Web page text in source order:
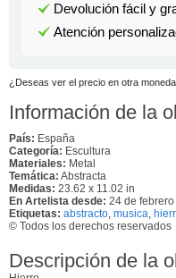
Devolución fácil y
Atención
¿Deseas ver el precio en otra
Información de la
País: España
Categoría: Escultura
Materiales: Metal
Temática: Abstracta
Medidas: 23.62 x 11.02 in
En Artelista desde: 24 de
Etiquetas: abstracto, musica,
© Todos los derechos reservados
Descripción de la